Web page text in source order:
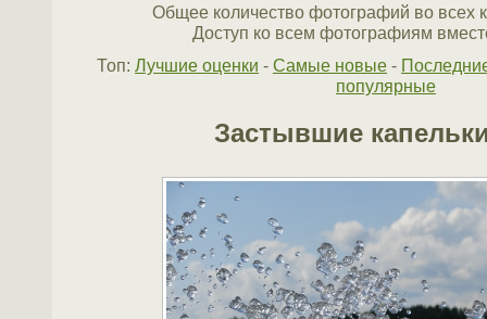
Общее количество фотографий во всех
Доступ ко всем фотографиям
Топ: Лучшие оценки - Самые новые -
популярные
Застывшие